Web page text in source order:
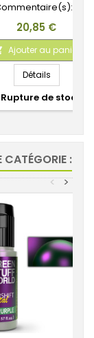
Prix
20,85 €
Ajouter au panier
Détails
Rupture de stock
CATÉGORIE :
>
<